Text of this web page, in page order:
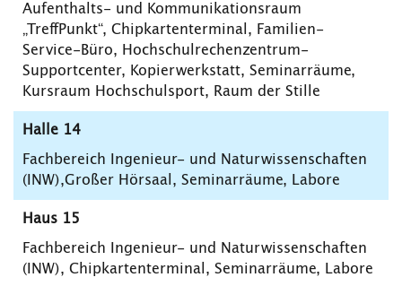
Aufenthalts- und Kommunikationsraum
„TreffPunkt“, Chipkartenterminal, Familien-
Service-Büro, Hochschulrechenzentrum-
Supportcenter, Kopierwerkstatt, Seminarräume,
Kursraum Hochschulsport, Raum der Stille
Halle 14
Fachbereich Ingenieur- und Naturwissenschaften
(INW),Großer Hörsaal, Seminarräume, Labore
Haus 15
Fachbereich Ingenieur- und Naturwissenschaften
(INW), Chipkartenterminal, Seminarräume, Labore